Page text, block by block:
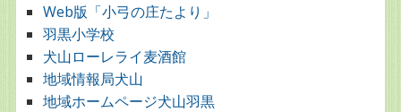
Web版「小弓の庄たより」
羽黒小学校
犬山ローレライ麦酒館
地域情報局犬山
地域ホームページ犬山羽黒